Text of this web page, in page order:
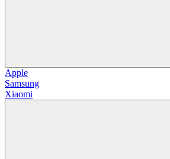
Apple
Samsung
Xiaomi